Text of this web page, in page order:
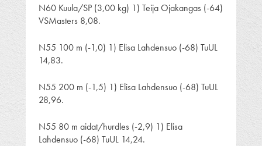
N60 Kuula/SP (3,00 kg) 1) Teija Ojakangas (-64)
VSMasters 8,08.
N55 100 m (-1,0) 1) Elisa Lahdensuo (-68) TuUL
14,83.
N55 200 m (-1,5) 1) Elisa Lahdensuo (-68) TuUL
28,96.
N55 80 m aidat/hurdles (-2,9) 1) Elisa
Lahdensuo (-68) TuUL 14,24.